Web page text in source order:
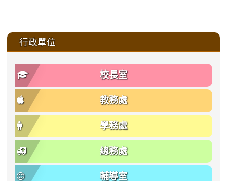
::: 行政單位
校長室
教務處
學務處
總務處
輔導室